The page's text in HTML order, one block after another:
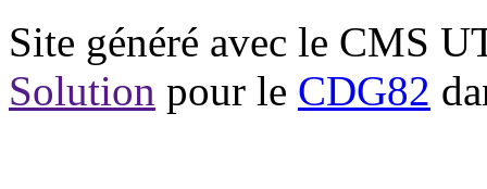
Site généré avec le CMS
Solution pour le CDG82